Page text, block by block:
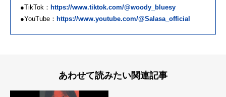
●TikTok： https://www.tiktok.com/@woody_bluesy
●YouTube： https://www.youtube.com/@Salasa_official
あわせて読みたい関連記事